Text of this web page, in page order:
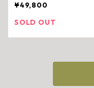
¥49,800
SOLD OUT